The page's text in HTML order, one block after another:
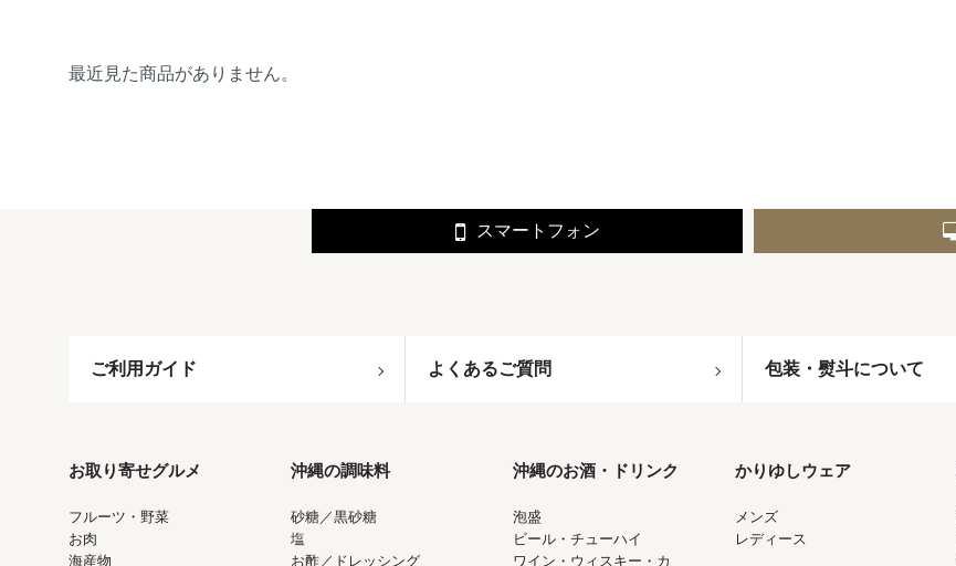
最近見た商品がありません。
スマートフォン
ご利用ガイド よくあるご質問 包装・熨斗について
お取り寄せグルメ
フルーツ・野菜
お肉
海産物
沖縄の調味料
砂糖／黒砂糖
塩
お酢／ドレッシング
沖縄のお酒・ドリンク
泡盛
ビール・チューハイ
ワイン・ウィスキー・カ
かりゆしウェア
メンズ
レディース